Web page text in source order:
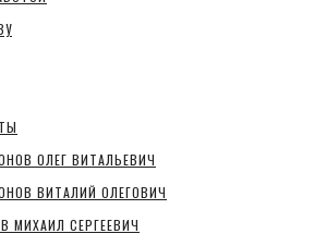
ОЛЕГ ВИТАЛЬЕВИЧ
ВИТАЛИЙ ОЛЕГОВИЧ
МИХАИЛ СЕРГЕЕВИЧ